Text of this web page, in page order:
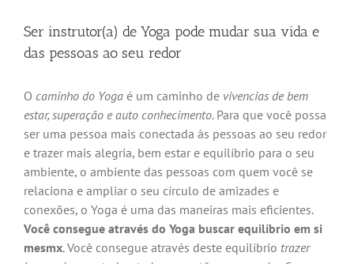
Ser instrutor(a) de Yoga pode mudar sua vida e
das pessoas ao seu redor
O caminho do Yoga é um caminho de vivencias de bem
estar, superação e auto conhecimento. Para que você possa
ser uma pessoa mais conectada às pessoas ao seu redor
e trazer mais alegria, bem estar e equilíbrio para o seu
ambiente, o ambiente das pessoas com quem você se
relaciona e ampliar o seu círculo de amizades e
conexões, o Yoga é uma das maneiras mais eficientes.
Você consegue através do Yoga buscar equilíbrio em si
mesmx. Você consegue através deste equilíbrio trazer